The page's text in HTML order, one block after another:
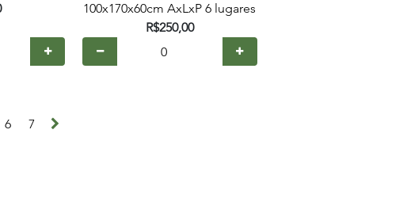
100x170x60cm AxLxP 6 lugares
R$250,00
6 7